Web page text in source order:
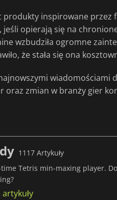
inspirowane przez
jeśli opierają się na
wzbudziła ogromne
że stała się ona
oraz zmian w branży gier
1117 Artykuły
Tetris min-maxing player.